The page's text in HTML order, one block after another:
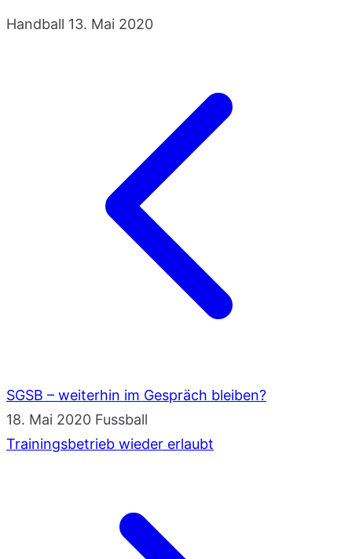
Handball 13. Mai 2020
SGSB – weiterhin im Gespräch bleiben?
18. Mai 2020 Fussball
Trainingsbetrieb wieder erlaubt